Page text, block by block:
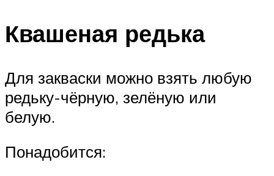
Квашеная редька
Для закваски можно взять любую
редьку-чёрную, зелёную или
белую.
Понадобится: